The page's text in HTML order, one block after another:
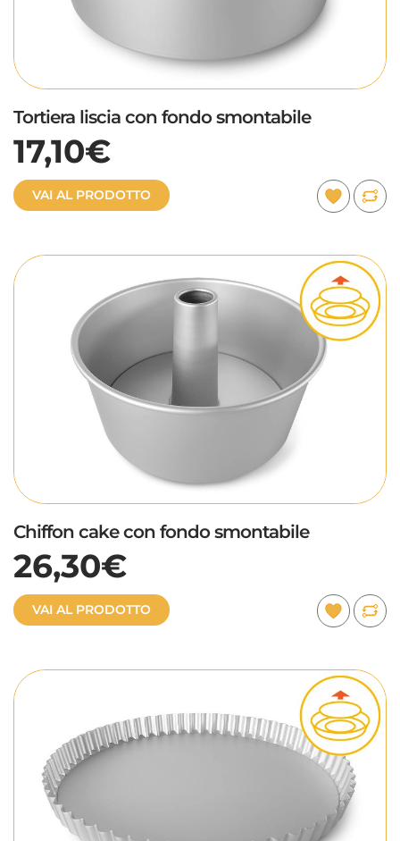
Tortiera liscia con fondo smontabile
17,10€
VAI AL PRODOTTO
Chiffon cake con fondo smontabile
26,30€
VAI AL PRODOTTO